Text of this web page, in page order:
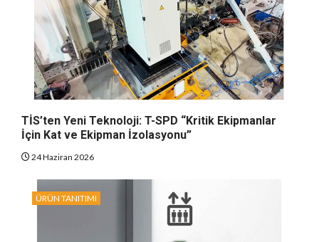
TİS’ten Yeni Teknoloji: T-SPD “Kritik Ekipmanlar
İçin Kat ve Ekipman İzolasyonu”
24 Haziran 2026
ÜRÜN TANITIMI